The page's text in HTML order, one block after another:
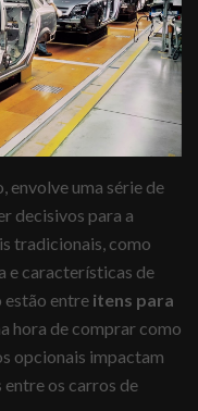
envolve uma série de
decisivos para a
tradicionais, como
e características de
estão entre itens para
hora de comprar como
opcionais impactam
entre os carros de